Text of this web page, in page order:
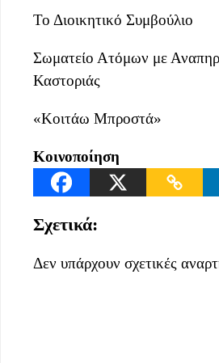
Το Διοικητικό Συμβούλιο
Σωματείο Ατόμων με
Καστοριάς
«Κοιτάω Μπροστά»
Κοινοποίηση
Σχετικά:
Δεν υπάρχουν σχετικές